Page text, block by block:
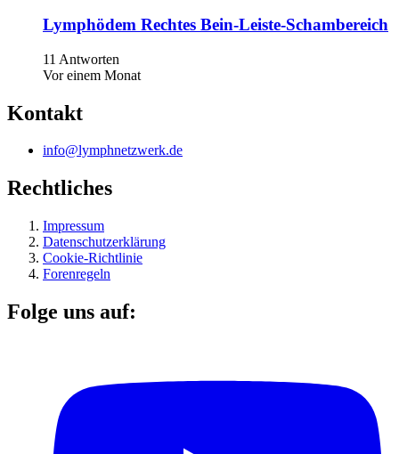
Lymphödem Rechtes Bein-Leiste-Schambereich
11 Antworten
Vor einem Monat
Kontakt
info@lymphnetzwerk.de
Rechtliches
Impressum
Datenschutzerklärung
Cookie-Richtlinie
Forenregeln
Folge uns auf: